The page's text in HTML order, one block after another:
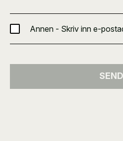
Annen - Skriv inn e-
SEND